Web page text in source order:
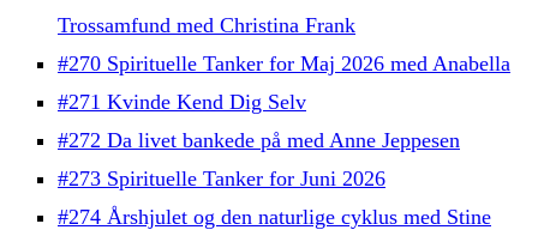
Trossamfund med Christina Frank
#270 Spirituelle Tanker for Maj 2026 med Anabella
#271 Kvinde Kend Dig Selv
#272 Da livet bankede på med Anne Jeppesen
#273 Spirituelle Tanker for Juni 2026
#274 Årshjulet og den naturlige cyklus med Stine